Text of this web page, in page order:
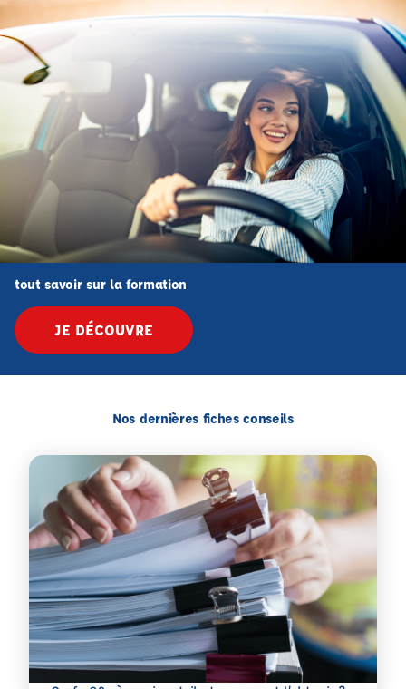
tout savoir sur la formation
JE DÉCOUVRE
Nos dernières fiches conseils